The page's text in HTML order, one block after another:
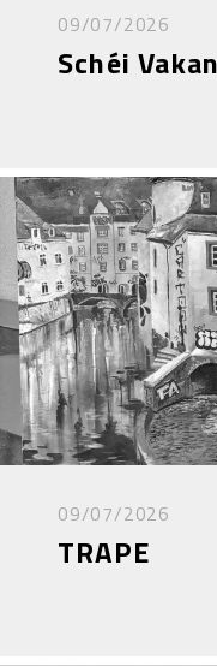
09/07/2026
Schéi
09/07/2026
TRAPE